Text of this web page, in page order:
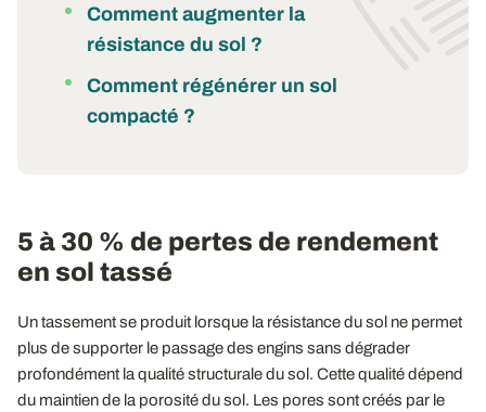
Comment augmenter la
résistance du sol ?
Comment régénérer un sol
compacté ?
5 à 30 % de pertes de rendement
en sol tassé
Un tassement se produit lorsque la résistance du sol ne permet
plus de supporter le passage des engins sans dégrader
profondément la qualité structurale du sol. Cette qualité dépend
du maintien de la porosité du sol. Les pores sont créés par le